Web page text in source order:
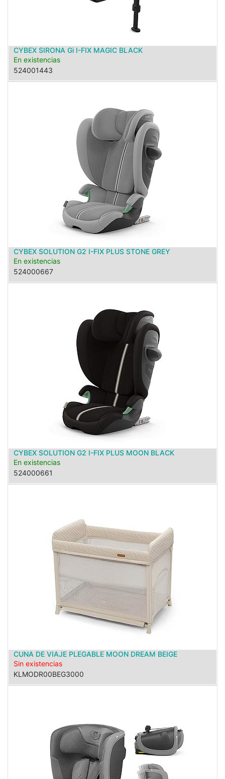
CYBEX SIRONA Gi I-FIX MAGIC BLACK
En existencias
524001443
CYBEX SOLUTION G2 I-FIX PLUS STONE GREY
En existencias
524000667
CYBEX SOLUTION G2 I-FIX PLUS MOON BLACK
En existencias
524000661
CUNA DE VIAJE PLEGABLE MOON DREAM BEIGE
Sin existencias
KLMODR00BEG3000